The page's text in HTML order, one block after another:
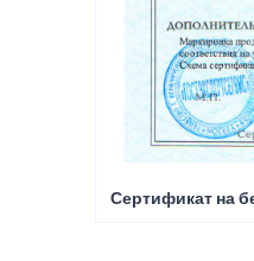
Сертификат на